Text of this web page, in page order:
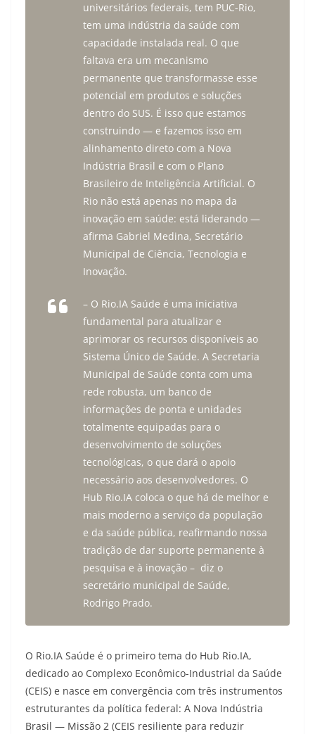
universitários federais, tem PUC-Rio,
tem uma indústria da saúde com
capacidade instalada real. O que
faltava era um mecanismo
permanente que transformasse esse
potencial em produtos e soluções
dentro do SUS. É isso que estamos
construindo — e fazemos isso em
alinhamento direto com a Nova
Indústria Brasil e com o Plano
Brasileiro de Inteligência Artificial. O
Rio não está apenas no mapa da
inovação em saúde: está liderando —
afirma Gabriel Medina, Secretário
Municipal de Ciência, Tecnologia e
Inovação.
– O Rio.IA Saúde é uma iniciativa
fundamental para atualizar e
aprimorar os recursos disponíveis ao
Sistema Único de Saúde. A Secretaria
Municipal de Saúde conta com uma
rede robusta, um banco de
informações de ponta e unidades
totalmente equipadas para o
desenvolvimento de soluções
tecnológicas, o que dará o apoio
necessário aos desenvolvedores. O
Hub Rio.IA coloca o que há de melhor e
mais moderno a serviço da população
e da saúde pública, reafirmando nossa
tradição de dar suporte permanente à
pesquisa e à inovação – diz o
secretário municipal de Saúde,
Rodrigo Prado.
O Rio.IA Saúde é o primeiro tema do Hub Rio.IA,
dedicado ao Complexo Econômico-Industrial da Saúde
(CEIS) e nasce em convergência com três instrumentos
estruturantes da política federal: A Nova Indústria
Brasil — Missão 2 (CEIS resiliente para reduzir